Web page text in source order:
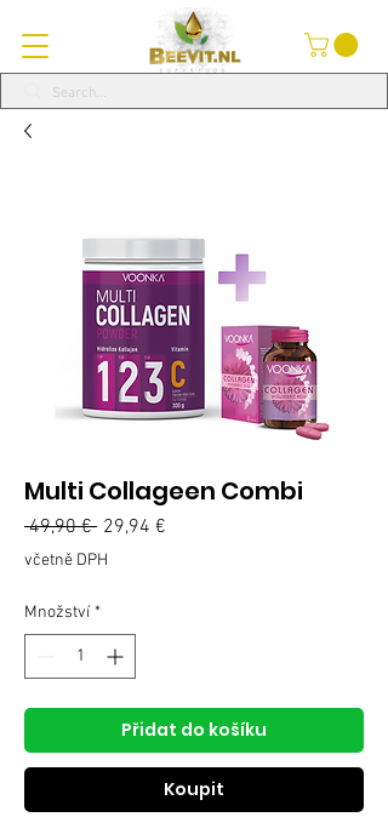
Multi Collageen Combi
49,90 € Běžná
cena
29,94 €
včetně DPH
Množství *
Přidat do košíku
Koupit